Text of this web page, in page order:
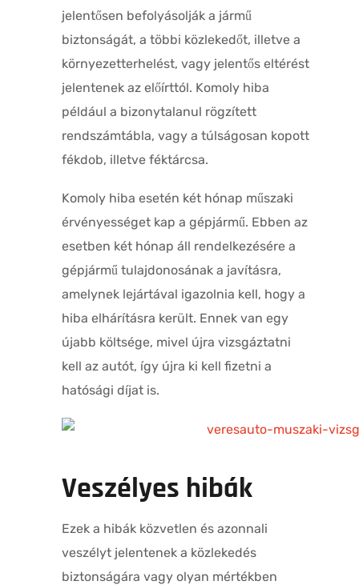
jelentősen befolyásolják a jármű
biztonságát, a többi közlekedőt, illetve a
környezetterhelést, vagy jelentős eltérést
jelentenek az előírttól. Komoly hiba
például a bizonytalanul rögzített
rendszámtábla, vagy a túlságosan kopott
fékdob, illetve féktárcsa.
Komoly hiba esetén két hónap műszaki
érvényességet kap a gépjármű. Ebben az
esetben két hónap áll rendelkezésére a
gépjármű tulajdonosának a javításra,
amelynek lejártával igazolnia kell, hogy a
hiba elhárításra került. Ennek van egy
újabb költsége, mivel újra vizsgáztatni
kell az autót, így újra ki kell fizetni a
hatósági díjat is.
Veszélyes hibák
Ezek a hibák közvetlen és azonnali
veszélyt jelentenek a közlekedés
biztonságára vagy olyan mértékben